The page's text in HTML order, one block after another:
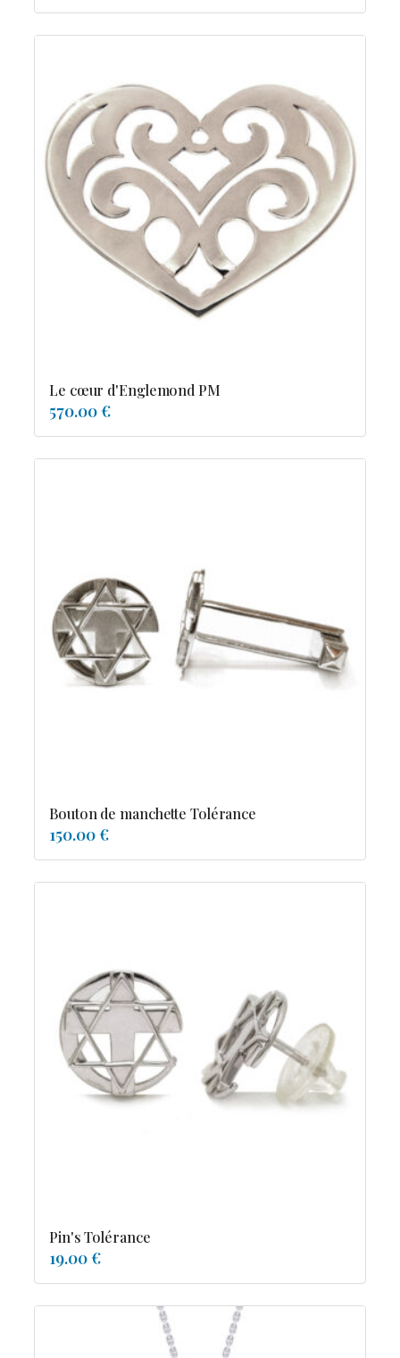
Le cœur d'Englemond PM
570.00 €
Bouton de manchette Tolérance
150.00 €
Pin's Tolérance
19.00 €